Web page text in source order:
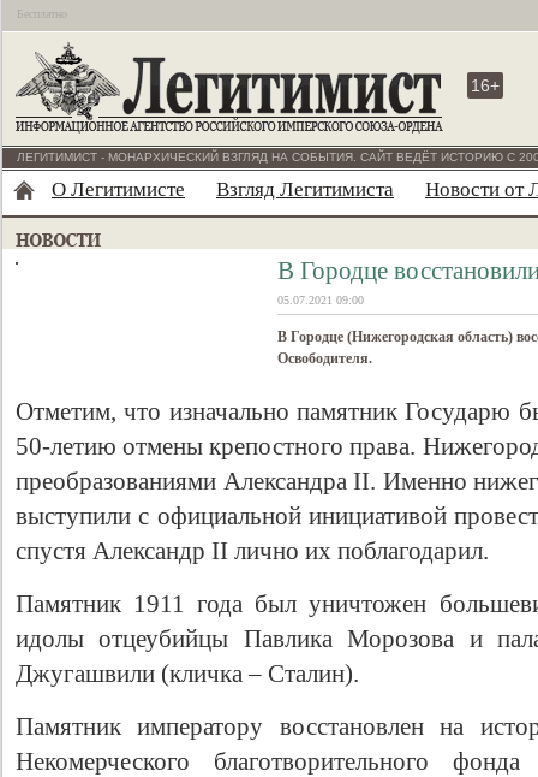
Бесплатно
16+
ЛЕГИТИМИСТ - МОНАРХИЧЕСКИЙ ВЗГЛЯД НА СОБЫТИЯ. САЙТ ВЕДЁТ ИСТОРИЮ С
О Легитимисте Взгляд Легитимиста Новости от
В Городце
05.07.2021 09:00
В Городце (Нижегородская область)
Освободителя.
Отметим, что изначально памятник Государю
50-летию отмены крепостного права.
преобразованиями Александра II. Именно
выступили с официальной инициативой
спустя Александр II лично их поблагодарил.
Памятник 1911 года был уничтожен
идолы отцеубийцы Павлика Морозова и
Джугашвили (кличка – Сталин).
Памятник императору восстановлен на
Некомерческого благотворительного